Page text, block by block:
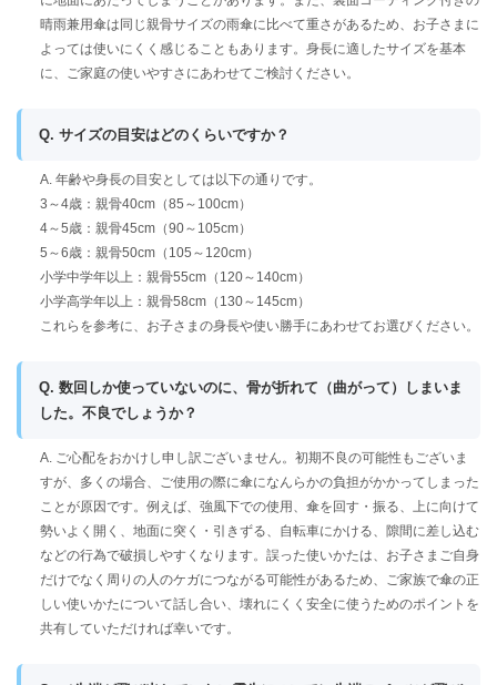
晴雨兼用傘は同じ親骨サイズの雨傘に比べて重さがあるため、お子さまに
よっては使いにくく感じることもあります。身長に適したサイズを基本
に、ご家庭の使いやすさにあわせてご検討ください。
Q. サイズの目安はどのくらいですか？
A. 年齢や身長の目安としては以下の通りです。
3～4歳：親骨40cm（85～100cm）
4～5歳：親骨45cm（90～105cm）
5～6歳：親骨50cm（105～120cm）
小学中学年以上：親骨55cm（120～140cm）
小学高学年以上：親骨58cm（130～145cm）
これらを参考に、お子さまの身長や使い勝手にあわせてお選びください。
Q. 数回しか使っていないのに、骨が折れて（曲がって）しまいま
した。不良でしょうか？
A. ご心配をおかけし申し訳ございません。初期不良の可能性もございま
すが、多くの場合、ご使用の際に傘になんらかの負担がかかってしまった
ことが原因です。例えば、強風下での使用、傘を回す・振る、上に向けて
勢いよく開く、地面に突く・引きずる、自転車にかける、隙間に差し込む
などの行為で破損しやすくなります。誤った使いかたは、お子さまご自身
だけでなく周りの人のケガにつながる可能性があるため、ご家族で傘の正
しい使いかたについて話し合い、壊れにくく安全に使うためのポイントを
共有していただければ幸いです。